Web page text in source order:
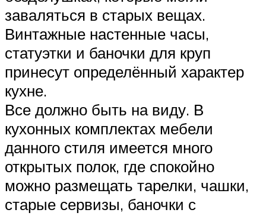
заваляться в старых вещах.
Винтажные настенные часы,
статуэтки и баночки для круп
принесут определённый характер
кухне.
Все должно быть на виду. В
кухонных комплектах мебели
данного стиля имеется много
открытых полок, где спокойно
можно размещать тарелки, чашки,
старые сервизы, баночки с